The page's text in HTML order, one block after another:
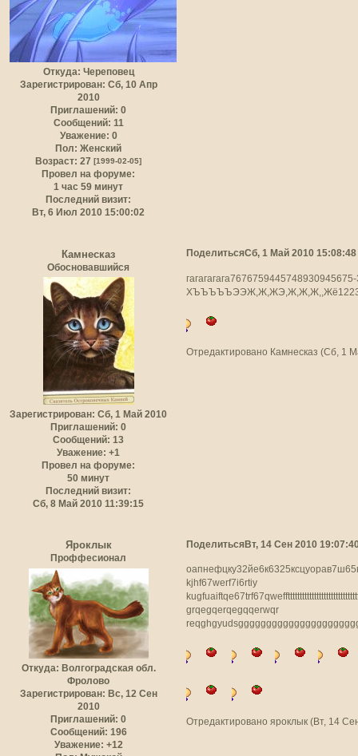
Откуда: Череповец
Зарегистрирован: Сб, 10 Апр
2010
Приглашений: 0
Сообщений: 11
Уважение: 0
Пол: Женский
Возраст: 27[1999-02-05]
Провел на форуме:
1 час 59 минут
Последний визит:
Вт, 6 Июл 2010 15:00:02
ПоделитьсяСб, 1 Май 2010 15:08:48
Камнесказ
Обосновавшийся
Зарегистрирован: Сб, 1 Май 2010
Приглашений: 0
Сообщений: 13
Уважение: +1
Провел на форуме:
50 минут
Последний визит:
Сб, 8 Май 2010 11:39:15
Отредактировано Камнесказ (Сб, 1
ПоделитьсяВт, 14 Сен 2010
Яроклык
Проффесионал
Откуда: Волгоградская обл.
Фролово
Зарегистрирован: Вс, 12 Сен
2010
Приглашений: 0
Сообщений: 196
Уважение: +12
kjhf67werf7i6rtiy
grqegqerqegqqerwqr
Отредактировано яроклык (Вт, 14